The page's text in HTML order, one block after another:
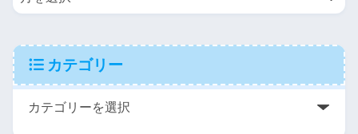
カテゴリー